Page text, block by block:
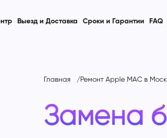
Выезд и Доставка Сроки и Гарантии FAQ
Главная Ремонт Apple MAC в
Замена